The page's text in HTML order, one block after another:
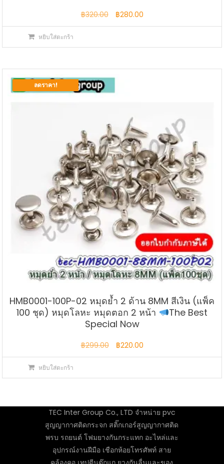
฿320.00
Original
price
฿280.00Current
price
หยิบใส่ตะกร้า
ลดราคา!
HMB0001-100P-02 หมุดย้ำ 2 ด้าน 8MM สีเงิน (แพ็ค
100 ชุด) หมุดโลหะ หมุดตอก 2 หน้า
The Best
Special Now
฿299.00
Original
price
฿220.00Current
price
หยิบใส่ตะกร้า
TEC Inter Group Co., LTD จำหน่าย pvc
สูญญากาศติดกระจก สติ๊กเกอร์สูญญากาศติด
พรบ รถยนต์ โฟมยางกันกระแทก อะไหล่และ
อุปกรณ์งานฝีมือ เชือกห้อยโทรศัพท์ สาย